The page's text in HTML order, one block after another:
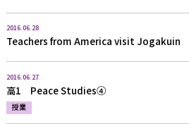
2016.06.28
Teachers from America visit Jogakuin
2016.06.27
高1 Peace Studies④
授業